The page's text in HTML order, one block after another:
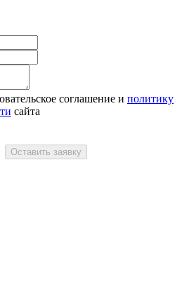
соглашение и политику
сайта
Оставить заявку